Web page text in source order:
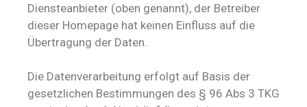
Diensteanbieter (oben genannt), der Betreiber
dieser Homepage hat keinen Einfluss auf die
Übertragung der Daten.
Die Datenverarbeitung erfolgt auf Basis der
gesetzlichen Bestimmungen des § 96 Abs 3 TKG